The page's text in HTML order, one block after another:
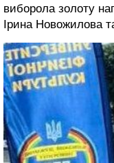
виборола золоту
Ірина Новожилова